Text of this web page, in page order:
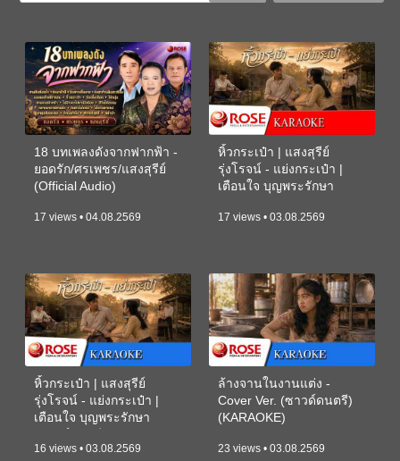
18 บทเพลงดังจากฟากฟ้า -
ยอดรัก/ศรเพชร/แสงสุรีย์
(Official Audio)
17 views • 04.08.2569
หิ้วกระเป๋า | แสงสุรีย์
รุ่งโรจน์ - แย่งกระเป๋า |
เตือนใจ บุญพระรักษา
17 views • 03.08.2569
หิ้วกระเป๋า | แสงสุรีย์
รุ่งโรจน์ - แย่งกระเป๋า |
เตือนใจ บุญพระรักษา
16 views • 03.08.2569
ล้างจานในงานแต่ง -
Cover Ver. (ซาวด์ดนตรี)
(KARAOKE)
23 views • 03.08.2569